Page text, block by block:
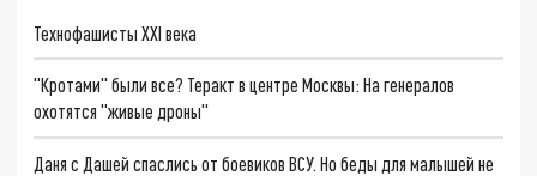
Технофашисты XXI века
"Кротами" были все? Теракт в центре Москвы: На генералов
охотятся "живые дроны"
Даня с Дашей спаслись от боевиков ВСУ. Но беды для малышей не